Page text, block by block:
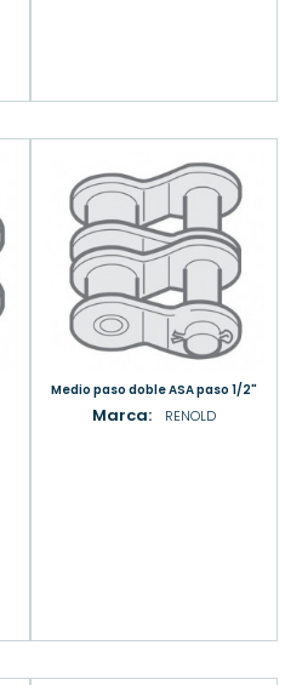
Medio paso doble ASA paso 1/2"
Marca: RENOLD